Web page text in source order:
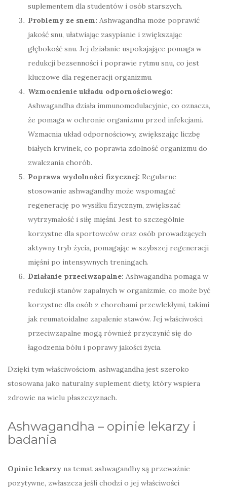
suplementem dla studentów i osób starszych.
Problemy ze snem: Ashwagandha może poprawić
jakość snu, ułatwiając zasypianie i zwiększając
głębokość snu. Jej działanie uspokajające pomaga w
redukcji bezsenności i poprawie rytmu snu, co jest
kluczowe dla regeneracji organizmu.
Wzmocnienie układu odpornościowego:
Ashwagandha działa immunomodulacyjnie, co oznacza,
że pomaga w ochronie organizmu przed infekcjami.
Wzmacnia układ odpornościowy, zwiększając liczbę
białych krwinek, co poprawia zdolność organizmu do
zwalczania chorób.
Poprawa wydolności fizycznej: Regularne
stosowanie ashwagandhy może wspomagać
regenerację po wysiłku fizycznym, zwiększać
wytrzymałość i siłę mięśni. Jest to szczególnie
korzystne dla sportowców oraz osób prowadzących
aktywny tryb życia, pomagając w szybszej regeneracji
mięśni po intensywnych treningach.
Działanie przeciwzapalne: Ashwagandha pomaga w
redukcji stanów zapalnych w organizmie, co może być
korzystne dla osób z chorobami przewlekłymi, takimi
jak reumatoidalne zapalenie stawów. Jej właściwości
przeciwzapalne mogą również przyczynić się do
łagodzenia bólu i poprawy jakości życia.
Dzięki tym właściwościom, ashwagandha jest szeroko
stosowana jako naturalny suplement diety, który wspiera
zdrowie na wielu płaszczyznach.
Ashwagandha – opinie lekarzy i
badania
Opinie lekarzy na temat ashwagandhy są przeważnie
pozytywne, zwłaszcza jeśli chodzi o jej właściwości